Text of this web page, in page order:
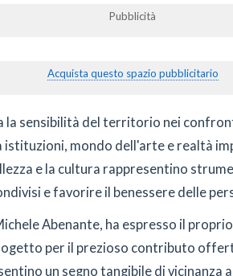
Pubblicità
Acquista questo spazio pubblicitario
la sensibilità del territorio nei
mondo dell'arte e realtà
e la cultura rappresentino
e favorire il benessere delle
Abenante, ha espresso il
per il prezioso contributo
un segno tangibile di vicinanza